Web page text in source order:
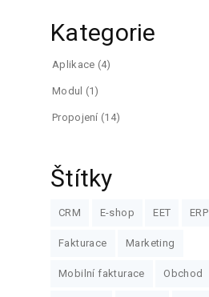
Kategorie
Aplikace (4)
Modul (1)
Propojení (14)
Štítky
CRM E-shop EET ERP
Fakturace Marketing
Mobilní fakturace Obchod